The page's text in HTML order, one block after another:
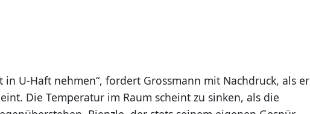
in U-Haft nehmen“, fordert Grossmann mit Nachdruck, als er
Die Temperatur im Raum scheint zu sinken, als die